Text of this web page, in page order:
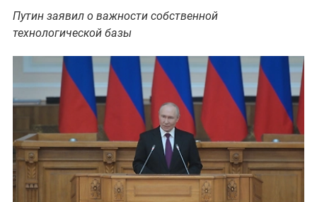
Путин заявил о важности собственной
технологической базы